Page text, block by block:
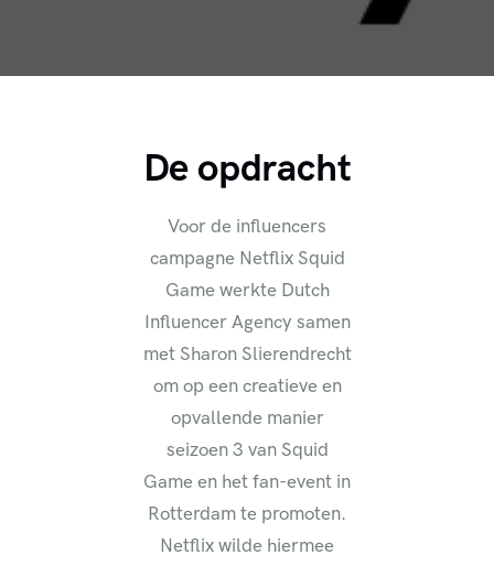
De opdracht
Voor de influencers
campagne Netflix Squid
Game werkte Dutch
Influencer Agency samen
met Sharon Slierendrecht
om op een creatieve en
opvallende manier
seizoen 3 van Squid
Game en het fan-event in
Rotterdam te promoten.
Netflix wilde hiermee